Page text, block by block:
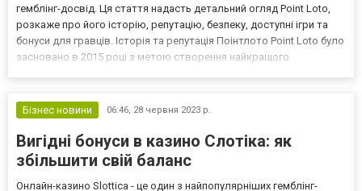
гемблінг-досвід. Ця стаття надасть детальний огляд Point Loto,
розкаже про його історію, репутацію, безпеку, доступні ігри та
бонуси для гравців. Історія та репутація Поінтлото Point Loto було
засновано в 2015 році з метою створення найкращого
Бізнес новини
06:46, 28 червня 2023 р.
Вигідні бонуси в казино Слотіка: як
збільшити свій баланс
Онлайн-казино Slottica - це один з найпопулярніших гемблінг-